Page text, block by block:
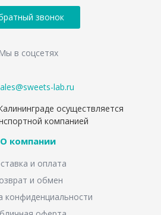
звонок
Мы в соцсетях
lab.ru
осуществляется
компанией
О компании
и оплата
и обмен
конфиденциальности